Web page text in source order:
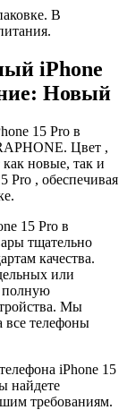
В
iPhone
Новый
15 Pro в
Цвет ,
новые, так и
Pro , обеспечивая
15 Pro в
тщательно
качества.
или
полную
Мы
все телефоны
iPhone 15
найдете
требованиям.